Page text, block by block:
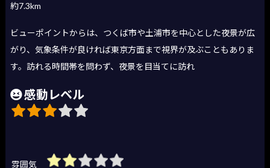
約7.3km
ビューポイントからは、つくば市や土浦市を中心とした夜景が広
がり、気象条件が良ければ東京方面まで視界が及ぶこともありま
す。訪れる時間帯を問わず、夜景を目当てに訪れ
感動レベル
雰囲気